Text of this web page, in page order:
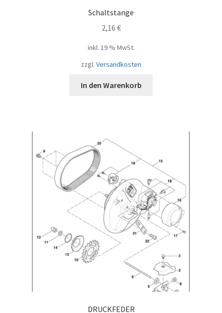
Schaltstange
2,16 €
inkl. 19 % MwSt.
zzgl. Versandkosten
In den Warenkorb
DRUCKFEDER